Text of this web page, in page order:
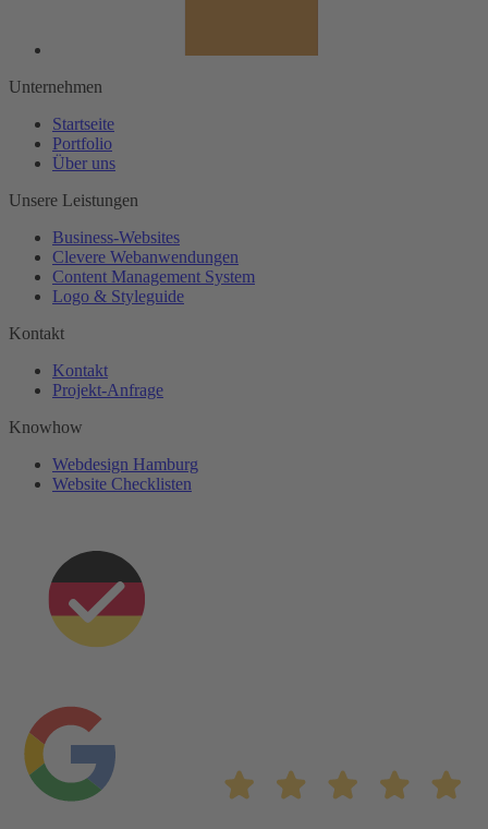
Unternehmen
Startseite
Portfolio
Über uns
Unsere Leistungen
Business-Websites
Clevere Webanwendungen
Content Management System
Logo & Styleguide
Kontakt
Kontakt
Projekt-Anfrage
Knowhow
Webdesign Hamburg
Website Checklisten